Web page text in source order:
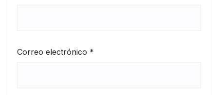
Correo electrónico *